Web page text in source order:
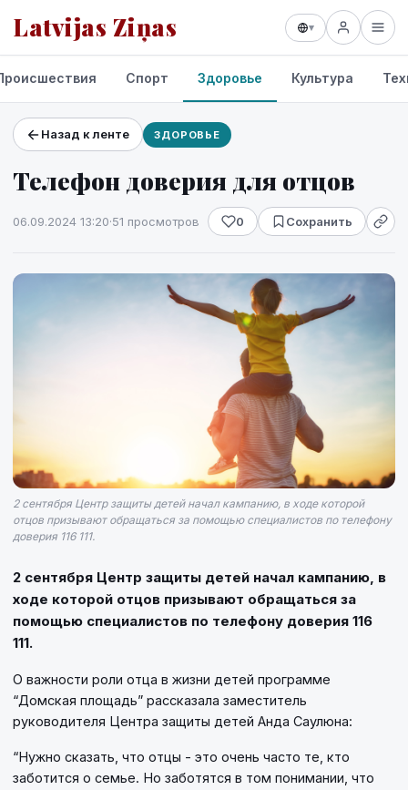
Latvijas Ziņas ▾
Проекты и сервисы
Прогноз погоды
Спорт Здоровье Культура
Назад к ленте ЗДОРОВЬЕ
Телефон доверия для отцов
06.09.2024 13:20·51 просмотров 0 Сохранить
2 сентября Центр защиты детей начал кампанию, в ходе которой
отцов призывают обращаться за помощью специалистов по телефону
доверия 116 111.
2 сентября Центр защиты детей начал кампанию, в
ходе которой отцов призывают обращаться за
помощью специалистов по телефону доверия 116
111.
О важности роли отца в жизни детей программе
“Домская площадь” рассказала заместитель
руководителя Центра защиты детей Анда Саулюна:
“Нужно сказать, что отцы - это очень часто те, кто
заботится о семье. Но заботятся в том понимании, что